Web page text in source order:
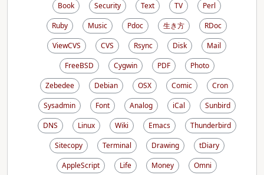
Book
Security Text TV
Perl
Ruby
Music Pdoc 生き方
RDoc
ViewCVS
CVS Rsync Disk
Mail
FreeBSD
Cygwin PDF
Photo
Zebedee
Debian OSX Comic
Cron
Sysadmin
Font Analog iCal
Sunbird
DNS
Linux Wiki Emacs
Thunderbird
Sitecopy
Terminal Drawing
tDiary
AppleScript
Life Money
Omni